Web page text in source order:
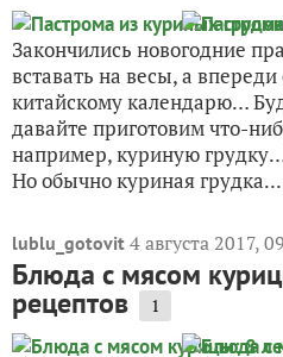
Закончились новогодние
вставать на весы, а
китайскому календарю…
давайте приготовим что-
например, куриную
Но обычно куриная грудка...
lublu_gotovit 4 августа 2017,
Блюда с мясом
рецептов 1